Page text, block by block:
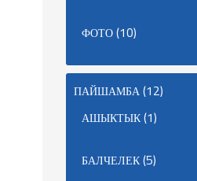
ФОТО(10)
ПАЙШАМБА(12)
АШЫКТЫК(1)
БАЛЧЕЛЕК(5)